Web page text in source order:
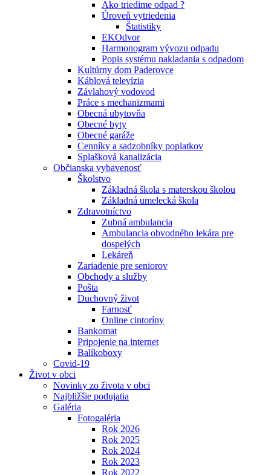
Ako triedime odpad ?
Úroveň vytriedenia
Štatistiky
EKOdvor
Harmonogram vývozu odpadu
Popis systému nakladania s odpadom
Kultúrny dom Paderovce
Káblová televízia
Závlahový vodovod
Práce s mechanizmami
Obecná ubytovňa
Obecné byty
Obecné garáže
Cenníky a sadzobníky poplatkov
Splašková kanalizácia
Občianska vybavenosť
Školstvo
Základná škola s materskou školou
Základná umelecká škola
Zdravotníctvo
Zubná ambulancia
Ambulancia obvodného lekára pre
dospelých
Lekáreň
Zariadenie pre seniorov
Obchody a služby
Pošta
Duchovný život
Farnosť
Online cintoríny
Bankomat
Pripojenie na internet
Balíkoboxy
Covid-19
Život v obci
Novinky zo života v obci
Najbližšie podujatia
Galéria
Fotogaléria
Rok 2026
Rok 2025
Rok 2024
Rok 2023
Rok 2022